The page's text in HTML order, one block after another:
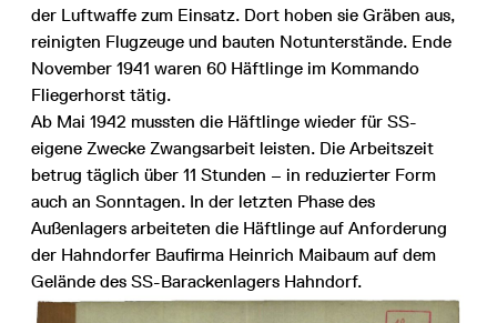
der Luftwaffe zum Einsatz. Dort hoben sie Gräben aus,
reinigten Flugzeuge und bauten Notunterstände. Ende
November 1941 waren 60 Häftlinge im Kommando
Fliegerhorst tätig.
Ab Mai 1942 mussten die Häftlinge wieder für SS-
eigene Zwecke Zwangsarbeit leisten. Die Arbeitszeit
betrug täglich über 11 Stunden – in reduzierter Form
auch an Sonntagen. In der letzten Phase des
Außenlagers arbeiteten die Häftlinge auf Anforderung
der Hahndorfer Baufirma Heinrich Maibaum auf dem
Gelände des SS-Barackenlagers Hahndorf.